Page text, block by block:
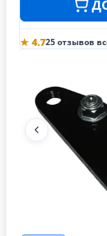
★ 4.725 отзывов